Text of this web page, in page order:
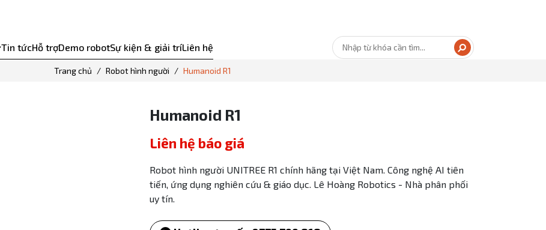
Tin tứcHỗ trợDemo robotSự kiện & giải tríLiên hệ
Trang chủ Robot hình người Humanoid R1
Humanoid R1
Liên hệ báo giá
Robot hình người UNITREE R1 chính hãng tại Việt Nam. Công nghệ AI tiên
tiến, ứng dụng nghiên cứu & giáo dục. Lê Hoàng Robotics - Nhà phân phối
uy tín.